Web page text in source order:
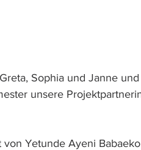
Sophia und Janne
unsere
Yetunde Ayeni